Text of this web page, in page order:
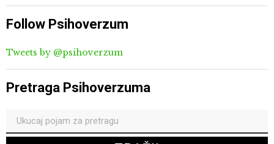
Follow Psihoverzum
Tweets by @psihoverzum
Pretraga Psihoverzuma